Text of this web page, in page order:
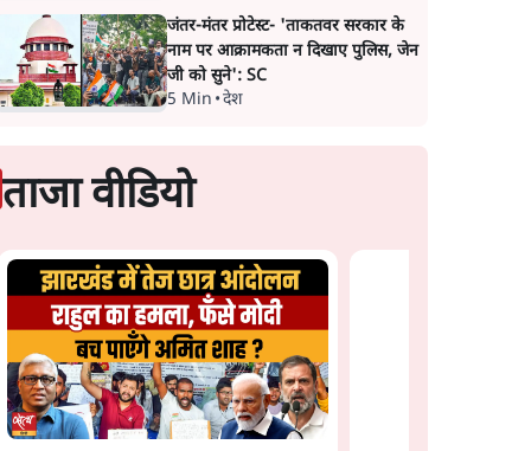
जंतर-मंतर प्रोटेस्ट- 'ताकतवर सरकार के
नाम पर आक्रामकता न दिखाए पुलिस, जेन
जी को सुने': SC
5 Min •देश
ताजा वीडियो